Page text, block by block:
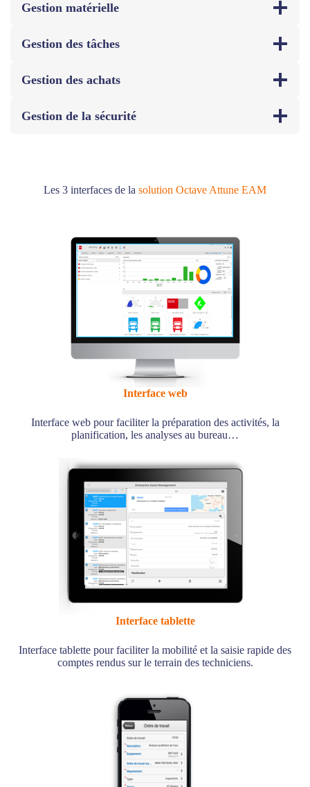
Gestion matérielle
Gestion des tâches
Gestion des achats
Gestion de la sécurité
Les 3 interfaces de la solution Octave Attune EAM
Interface web
Interface web pour faciliter la préparation des activités, la
planification, les analyses au bureau…
Interface tablette
Interface tablette pour faciliter la mobilité et la saisie rapide des
comptes rendus sur le terrain des techniciens.